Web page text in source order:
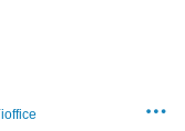
い 玩具 自由組合 多
カラー キッズスペー
保育園 保育用品